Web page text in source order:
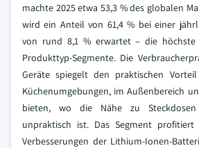
machte 2025 etwa 53,3 % des globalen
wird ein Anteil von 61,4 % bei einer
von rund 8,1 % erwartet – die höchste
Produkttyp-Segmente. Die
Geräte spiegelt den praktischen
Küchenumgebungen, im Außenbereich
bieten, wo die Nähe zu Steckdosen
unpraktisch ist. Das Segment
Verbesserungen der Lithium-Ionen-